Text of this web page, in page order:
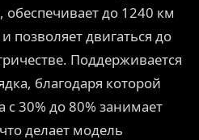
обеспечивает до 1240 км
позволяет двигаться до
Поддерживается
благодаря которой
с 30% до 80% занимает
делает модель